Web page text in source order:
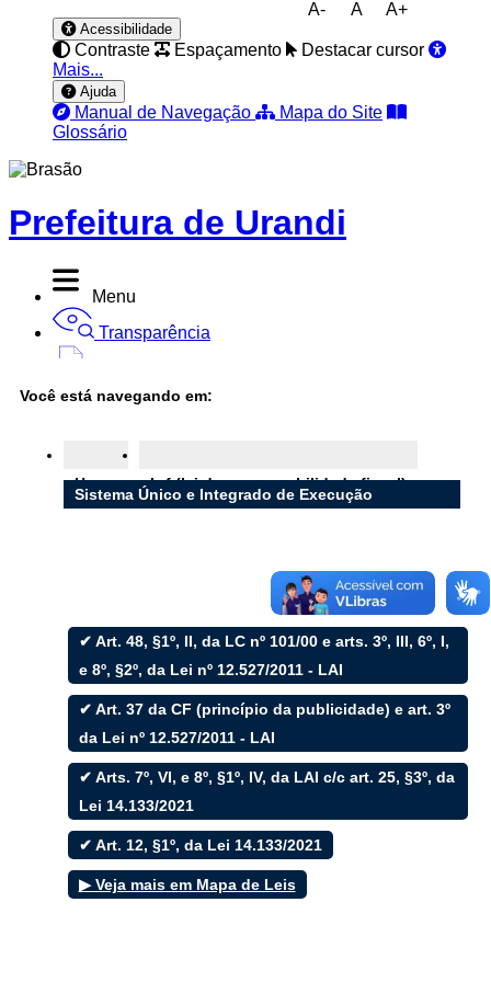
A- A A+
Acessibilidade
Contraste Espaçamento
Destacar cursor
Mais...
Ajuda
Manual de Navegação
Mapa do Site
Glossário
Prefeitura de Urandi
Menu
Transparência
Ouvidoria
e-SIC
Filtrar por todos
Acesso à Informação
Cidadão
Empresas
Fotos
Notícias
Secretarias
Servidor
Transparência
Turistas
Videos
Áudios
Você está navegando em:
Home Lrf (lei de responsabilidade fiscal)
Sistema Único e Integrado de Execução
✔ Art. 48, §1º, II, da LC nº 101/00 e arts. 3º, III, 6º, I,
e 8º, §2º, da Lei nº 12.527/2011 - LAI
✔ Art. 37 da CF (princípio da publicidade) e art. 3º
da Lei nº 12.527/2011 - LAI
✔ Arts. 7º, VI, e 8º, §1º, IV, da LAI c/c art. 25, §3º, da
Lei 14.133/2021
✔ Art. 12, §1º, da Lei 14.133/2021
▶ Veja mais em Mapa de Leis